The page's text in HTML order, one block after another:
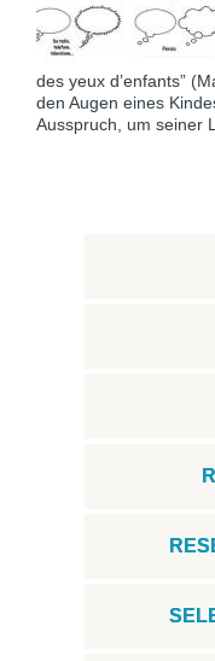
des yeux d’enfants”
den Augen eines
Ausspruch, um seiner